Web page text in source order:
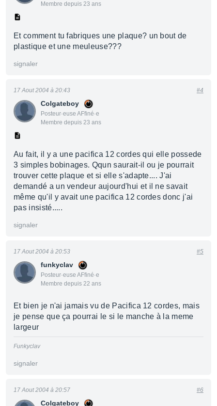
Membre depuis 23 ans
Et comment tu fabriques une plaque? un bout de
plastique et une meuleuse???
signaler
Colgateboy
Posteur·euse AFfiné·e
Membre depuis 23 ans
17 Aout 2004 à 20:43 #4
Au fait, il y a une pacifica 12 cordes qui elle possede
3 simples bobinages. Qqun saurait-il ou je pourrait
trouver cette plaque et si elle s'adapte.... J'ai
demandé a un vendeur aujourd'hui et il ne savait
même qu'il y avait une pacifica 12 cordes donc j'ai
pas insisté.....
signaler
funkyclav
Posteur·euse AFfiné·e
Membre depuis 22 ans
17 Aout 2004 à 20:53 #5
Et bien je n'ai jamais vu de Pacifica 12 cordes, mais
je pense que ça pourrai le si le manche à la meme
largeur
Funkyclav
signaler
Colgateboy
17 Aout 2004 à 20:57 #6